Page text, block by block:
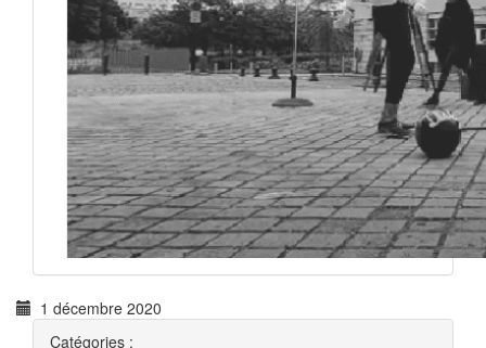
1 décembre 2020
Catégories :